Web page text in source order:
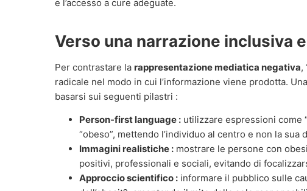
e l’accesso a cure adeguate.
Verso una narrazione inclusiva
Per contrastare la rappresentazione mediatica negativa,
radicale nel modo in cui l’informazione viene prodotta.
basarsi sui seguenti pilastri :
Person-first language : utilizzare espressioni come
“obeso”, mettendo l’individuo al centro e non la sua
Immagini realistiche : mostrare le persone con
positivi, professionali e sociali, evitando di
Approccio scientifico : informare il pubblico sulle